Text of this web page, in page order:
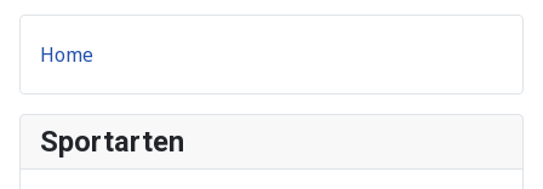
Home
Sportarten